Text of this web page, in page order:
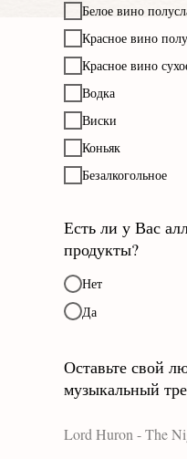
Белое вино
Красное вино
Красное вино
Водка
Виски
Коньяк
Безалкогольное
Есть ли у Вас
продукты?
Нет
Да
Оставьте свой
музыкальный